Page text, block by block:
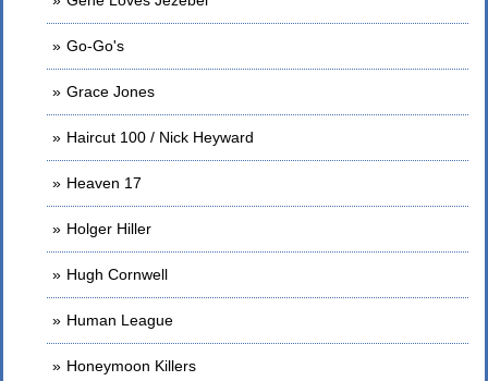
Go-Go's
Grace Jones
Haircut 100 / Nick Heyward
Heaven 17
Holger Hiller
Hugh Cornwell
Human League
Honeymoon Killers